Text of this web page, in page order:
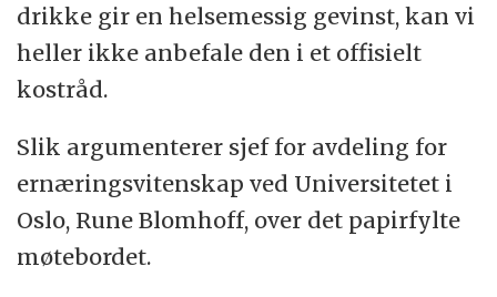
drikke gir en helsemessig gevinst, kan vi
heller ikke anbefale den i et offisielt
kostråd.
Slik argumenterer sjef for avdeling for
ernæringsvitenskap ved Universitetet i
Oslo, Rune Blomhoff, over det papirfylte
møtebordet.